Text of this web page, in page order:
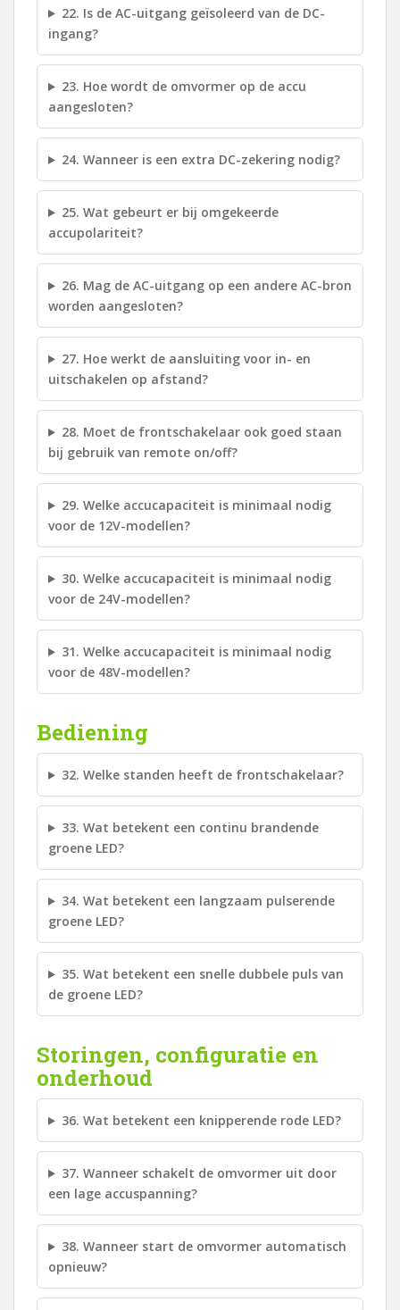
22. Is de AC-uitgang geïsoleerd van de DC-
ingang?
23. Hoe wordt de omvormer op de accu
aangesloten?
24. Wanneer is een extra DC-zekering nodig?
25. Wat gebeurt er bij omgekeerde
accupolariteit?
26. Mag de AC-uitgang op een andere AC-bron
worden aangesloten?
27. Hoe werkt de aansluiting voor in- en
uitschakelen op afstand?
28. Moet de frontschakelaar ook goed staan
bij gebruik van remote on/off?
29. Welke accucapaciteit is minimaal nodig
voor de 12V-modellen?
30. Welke accucapaciteit is minimaal nodig
voor de 24V-modellen?
31. Welke accucapaciteit is minimaal nodig
voor de 48V-modellen?
Bediening
32. Welke standen heeft de frontschakelaar?
33. Wat betekent een continu brandende
groene LED?
34. Wat betekent een langzaam pulserende
groene LED?
35. Wat betekent een snelle dubbele puls van
de groene LED?
Storingen, configuratie en
onderhoud
36. Wat betekent een knipperende rode LED?
37. Wanneer schakelt de omvormer uit door
een lage accuspanning?
38. Wanneer start de omvormer automatisch
opnieuw?